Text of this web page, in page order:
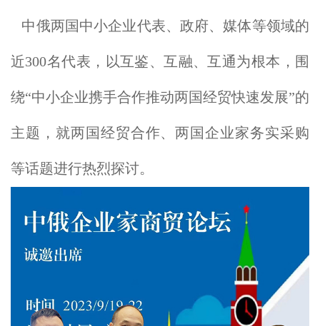
中俄两国中小企业代表、政府、媒体等领域的
近300名代表，以互鉴、互融、互通为根本，围
绕“中小企业携手合作推动两国经贸快速发展”的
主题，就两国经贸合作、两国企业家务实采购
等话题进行热烈探讨。